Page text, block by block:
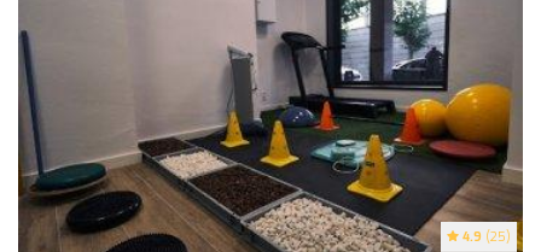
4.9 (25)